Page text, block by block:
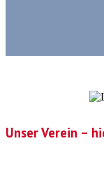
Unser Verein –